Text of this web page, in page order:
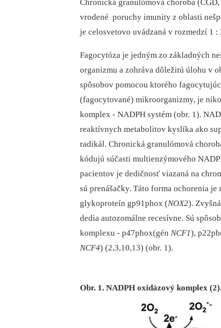
Chronická granulómová choroba (CGD,
vrodené poruchy imunity z oblasti
je celosvetovo uvádzaná v rozmedzí 1
Fagocytóza je jedným zo základných
organizmu a zohráva dôležitú úlohu v
spôsobov pomocou ktorého
(fagocytované) mikroorganizmy, je
komplex -⁠ NADPH systém (obr. 1).
reaktívnych metabolitov kyslíka ako
radikál. Chronická granulómová
kódujú súčasti multienzýmového
pacientov je dedičnosť viazaná na
sú prenášačky. Táto forma ochorenia
glykoproteín gp91phox (NOX2).
dedia autozomálne recesívne. Sú
komplexu -⁠ p47phox(gén NCF1),
NCF4) (2,3,10,13) (obr. 1).
Obr. 1. NADPH oxidázový komplex